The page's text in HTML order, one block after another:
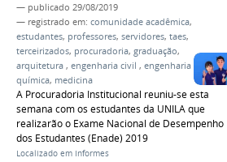
— publicado 29/08/2019
— registrado em: comunidade acadêmica,
estudantes, professores, servidores, taes,
terceirizados, procuradoria, graduação,
arquitetura , engenharia civil , engenharia
química, medicina
A Procuradoria Institucional reuniu-se esta
semana com os estudantes da UNILA que
realizarão o Exame Nacional de Desempenho
dos Estudantes (Enade) 2019
Localizado em Informes